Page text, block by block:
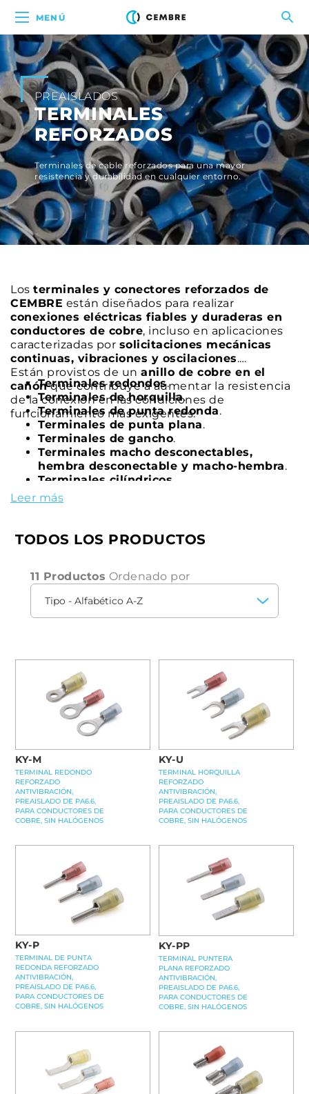
MENÚ
PREAISLADOS
TERMINALES
REFORZADOS
Terminales de cable reforzados para una mayor
resistencia y durabilidad en cualquier entorno.
Los terminales y conectores reforzados de
CEMBRE están diseñados para realizar
conexiones eléctricas fiables y duraderas en
conductores de cobre, incluso en aplicaciones
caracterizadas por solicitaciones mecánicas
continuas, vibraciones y oscilaciones.
Están provistos de un anillo de cobre en el
cañónque contribuye a aumentar la resistencia
de la conexión en las condiciones de
funcionamiento más exigentes.
Terminales redondos.
Terminales de horquilla.
Terminales de punta redonda.
Terminales de punta plana.
Terminales de gancho.
Terminales macho desconectables,
hembra desconectable y macho-hembra.
Terminales cilíndricos
Leer más
TODOS LOS PRODUCTOS
11 Productos Ordenado por
KY-M
TERMINAL REDONDO
REFORZADO
ANTIVIBRACIÓN,
PREAISLADO DE PA6.6,
PARA CONDUCTORES DE
COBRE, SIN HALÓGENOS
KY-U
TERMINAL HORQUILLA
REFORZADO
ANTIVIBRACIÓN,
PREAISLADO DE PA6.6,
PARA CONDUCTORES DE
COBRE, SIN HALÓGENOS
KY-P
TERMINAL DE PUNTA
REDONDA REFORZADO
ANTIVIBRACIÓN,
PREAISLADO DE PA6.6,
PARA CONDUCTORES DE
COBRE, SIN HALÓGENOS
KY-PP
TERMINAL PUNTERA
PLANA REFORZADO
ANTIVIBRACIÓN,
PREAISLADO DE PA6.6,
PARA CONDUCTORES DE
COBRE, SIN HALÓGENOS